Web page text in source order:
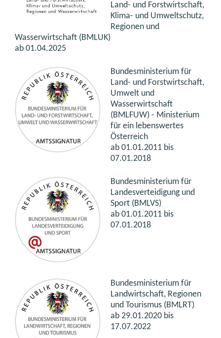
Land- und Forstwirtschaft,
Klima- und Umweltschutz,
Regionen und
Wasserwirtschaft (BMLUK)
ab 01.04.2025
Bundesministerium für
Land- und Forstwirtschaft,
Umwelt und
Wasserwirtschaft
(BMLFUW) - Ministerium
für ein lebenswertes
Österreich
ab 01.01.2011 bis
07.01.2018
Bundesministerium für
Landesverteidigung und
Sport (BMLVS)
ab 01.01.2011 bis
07.01.2018
Bundesministerium für
Landwirtschaft, Regionen
und Tourismus (BMLRT)
ab 29.01.2020 bis
17.07.2022